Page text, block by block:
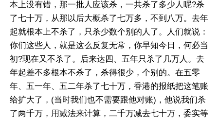
本上没有错，那一批人应该杀，一共杀了多少人呢?杀
了七十万，从那以后大概杀了七万多，不到八万。去年
起就根本上不杀了，只杀少数个别的人了。人们就说：
你们这些人，就是这么反复无常，你早知今日，何必当
初?现在又不杀了。后来达四、五年只杀了几万人。去
年起差不多根本不杀了，杀得很少，个别的。在五零
年、五一年、五二年杀了七十万，香港的报纸把这笔账
给扩大了，(当时我们也不需要跟他对账)，他说我们杀
了两千万，用减法来计算，二千万减去七十万，委实等